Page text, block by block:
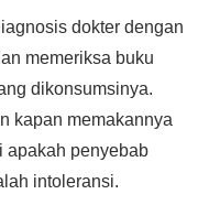
dokter dengan
memeriksa buku
dikonsumsinya.
kapan memakannya
apakah penyebab
intoleransi.